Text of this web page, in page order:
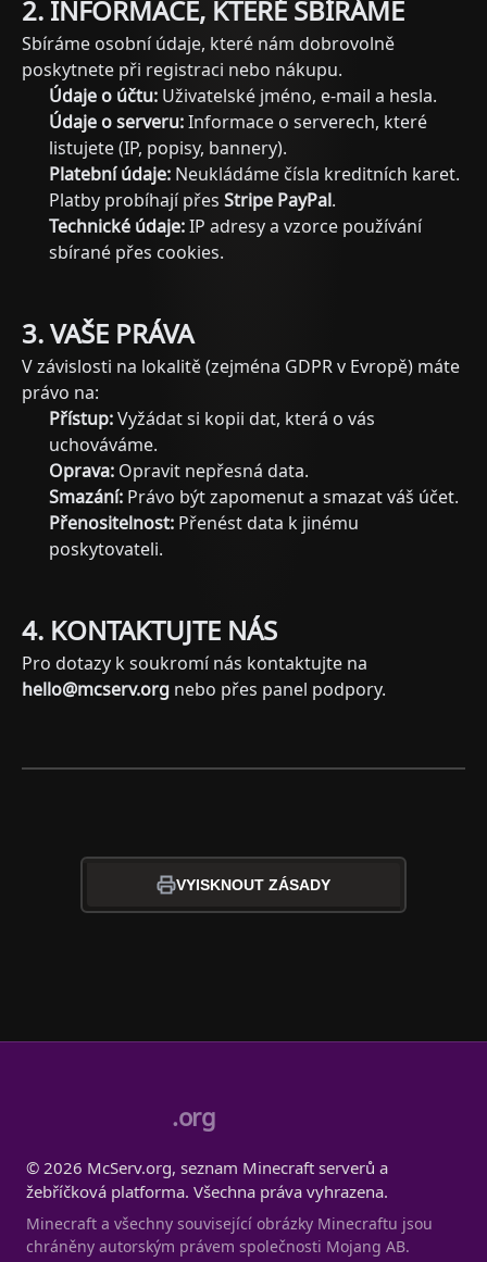
2. INFORMACE, KTERÉ SBÍRÁME
Sbíráme osobní údaje, které nám dobrovolně
poskytnete při registraci nebo nákupu.
Údaje o účtu: Uživatelské jméno, e-mail a hesla.
Údaje o serveru:Informace o serverech, které
listujete (IP, popisy, bannery).
Platební údaje: Neukládáme čísla kreditních karet.
Platby probíhají přes Stripe PayPal.
Technické údaje:IP adresy a vzorce používání
sbírané přes cookies.
3. VAŠE PRÁVA
V závislosti na lokalitě (zejména GDPR v Evropě) máte
právo na:
Přístup:Vyžádat si kopii dat, která o vás
uchováváme.
Oprava: Opravit nepřesná data.
Smazání: Právo být zapomenut a smazat váš účet.
Přenositelnost: Přenést data k jinému
poskytovateli.
4. KONTAKTUJTE NÁS
Pro dotazy k soukromí nás kontaktujte na
hello@mcserv.org nebo přes panel podpory.
VYISKNOUT ZÁSADY
.org
© 2026 McServ.org, seznam Minecraft serverů a
žebříčková platforma. Všechna práva vyhrazena.
Minecraft a všechny související obrázky Minecraftu jsou
chráněny autorským právem společnosti Mojang AB.